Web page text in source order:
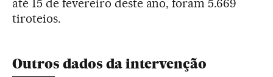
tiroteios.
Outros dados da intervenção